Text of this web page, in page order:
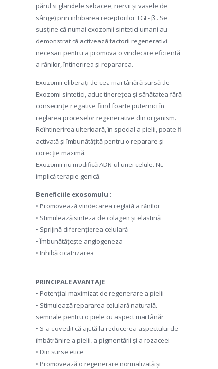
părul și glandele sebacee, nervii și vasele de
sânge) prin inhibarea receptorilor TGF- β . Se
susține că numai exozomii sintetici umani au
demonstrat că activează factorii regenerativi
necesari pentru a promova o vindecare eficientă
a rănilor, întinerirea și repararea.
Exozomii eliberați de cea mai tânără sursă de
Exozomi sintetici, aduc tinerețea și sănătatea fără
consecințe negative fiind foarte puternici în
reglarea proceselor regenerative din organism.
Reîntinerirea ulterioară, în special a pielii, poate fi
activată și îmbunătățită pentru o reparare și
corecție maximă.
Exozomii nu modifică ADN-ul unei celule. Nu
implică terapie genică.
Beneficiile exosomului:
• Promovează vindecarea reglată a rănilor
• Stimulează sinteza de colagen și elastină
• Sprijină diferențierea celulară
• Îmbunătățește angiogeneza
• Inhibă cicatrizarea
PRINCIPALE AVANTAJE
• Potențial maximizat de regenerare a pielii
• Stimulează repararea celulară naturală,
semnale pentru o piele cu aspect mai tânăr
• S-a dovedit că ajută la reducerea aspectului de
îmbătrânire a pielii, a pigmentării și a rozaceei
• Din surse etice
• Promovează o regenerare normalizată și